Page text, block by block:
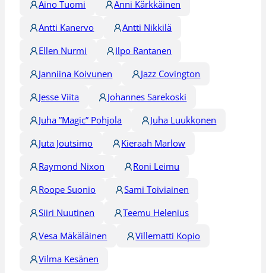
Aino Tuomi
Anni Kärkkäinen
Antti Kanervo
Antti Nikkilä
Ellen Nurmi
Ilpo Rantanen
Janniina Koivunen
Jazz Covington
Jesse Viita
Johannes Sarekoski
Juha ”Magic” Pohjola
Juha Luukkonen
Juta Joutsimo
Kieraah Marlow
Raymond Nixon
Roni Leimu
Roope Suonio
Sami Toiviainen
Siiri Nuutinen
Teemu Helenius
Vesa Mäkäläinen
Villematti Kopio
Vilma Kesänen